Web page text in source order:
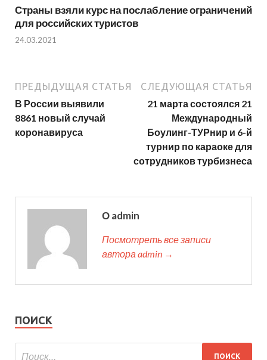
Страны взяли курс на послабление ограничений
для российских туристов
24.03.2021
ПРЕДЫДУЩАЯ СТАТЬЯ
В России выявили
8861 новый случай
коронавируса
СЛЕДУЮЩАЯ СТАТЬЯ
21 марта состоялся 21
Международный
Боулинг-ТУРнир и 6-й
турнир по караоке для
сотрудников турбизнеса
О admin
Посмотреть все записи
автора admin →
ПОИСК